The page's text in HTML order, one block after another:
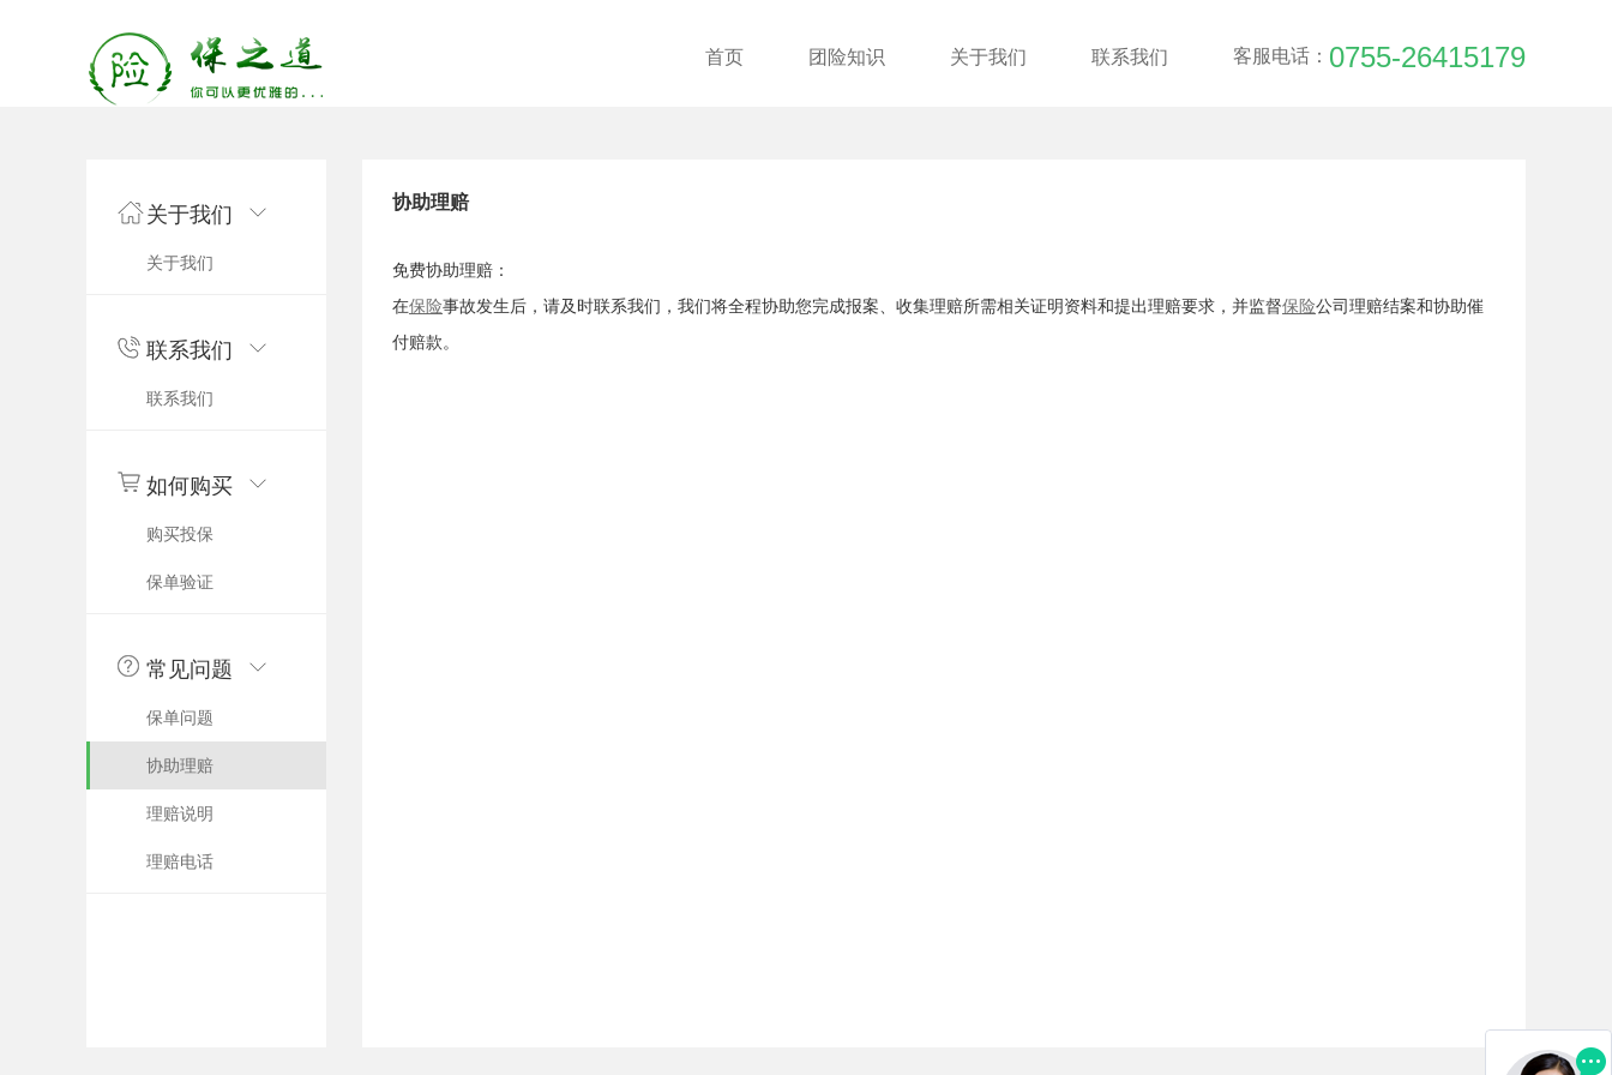
首页 团险知识 关于我们 联系我们 客服电话： 0755-26415179
关于我们
关于我们
联系我们
联系我们
如何购买
购买投保
保单验证
常见问题
保单问题
协助理赔
理赔说明
理赔电话
协助理赔
免费协助理赔：
在保险事故发生后，请及时联系我们，我们将全程协助您完成报案、收集理赔所需相关证明资料和提出理赔要求，并监督保险公司理赔结案和协助催
付赔款。